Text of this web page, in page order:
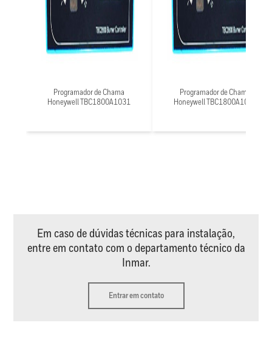
Programador de Chama
Honeywell TBC1800A1031
Programador de Chama
Honeywell TBC1800A1021
Em caso de dúvidas técnicas para instalação,
entre em contato com o departamento técnico da
Inmar.
Entrar em contato